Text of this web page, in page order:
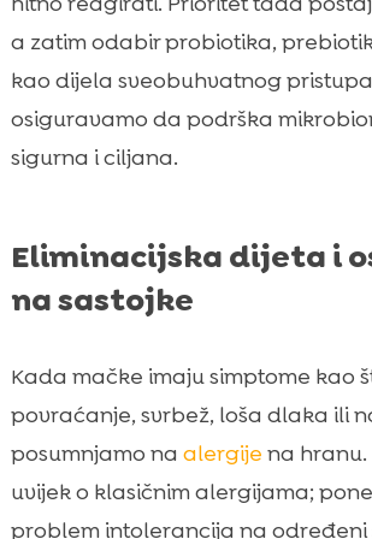
a zatim odabir probiotika,
kao dijela sveobuhvatnog
osiguravamo da podrška
sigurna i ciljana.
Eliminacijska dijeta i
na sastojke
Kada mačke imaju simptome kao
povraćanje, svrbež, loša dlaka ili
posumnjamo na alergije na hranu.
uvijek o klasičnim alergijama;
problem intolerancija na određeni